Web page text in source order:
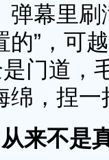
幕里刷
的”，可
是门道，
绵，捏一
来不是